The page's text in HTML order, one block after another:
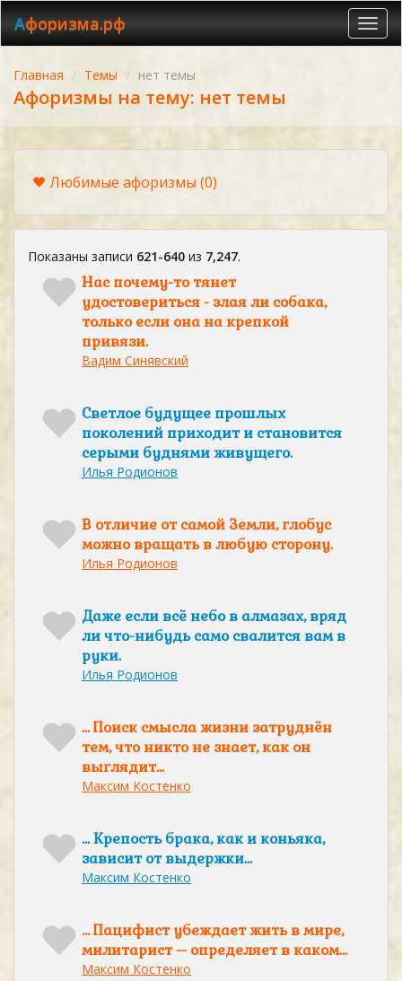
Афоризма.рф
Главная Темы нет темы
Афоризмы на тему: нет темы
Любимые афоризмы(0)
Показаны записи 621-640 из 7,247.
Нас почему-то тянет
удостовериться - злая ли собака,
только если она на крепкой
привязи.
Вадим Синявский
Светлое будущее прошлых
поколений приходит и становится
серыми буднями живущего.
Илья Родионов
В отличие от самой Земли, глобус
можно вращать в любую сторону.
Илья Родионов
Даже если всё небо в алмазах, вряд
ли что-нибудь само свалится вам в
руки.
Илья Родионов
… Поиск смысла жизни затруднён
тем, что никто не знает, как он
выглядит…
Максим Костенко
… Крепость брака, как и коньяка,
зависит от выдержки…
Максим Костенко
… Пацифист убеждает жить в мире,
милитарист – определяет в каком…
Максим Костенко